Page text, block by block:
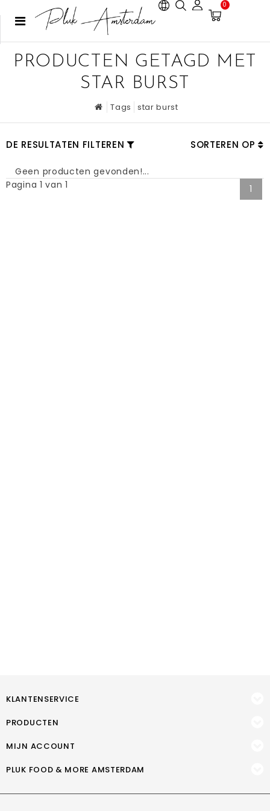
0
PRODUCTEN GETAGD MET
STAR BURST
Tags star burst
DE RESULTATEN FILTEREN SORTEREN OP
Geen producten gevonden!...
Pagina 1 van 1
1
KLANTENSERVICE
PRODUCTEN
MIJN ACCOUNT
PLUK FOOD & MORE AMSTERDAM